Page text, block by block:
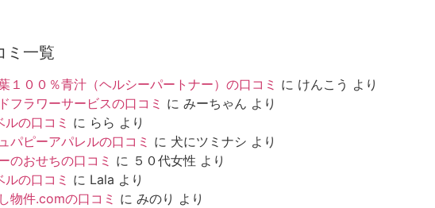
ミ一覧
１００％青汁（ヘルシーパートナー）の口コミ に けんこう より
フラワーサービスの口コミ に みーちゃん より
ルの口コミ に らら より
パピーアパレルの口コミ に 犬にツミナシ より
のおせちの口コミ に ５０代女性 より
ルの口コミ に Lala より
物件.comの口コミ に みのり より